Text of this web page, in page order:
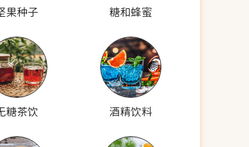
果种子 糖和蜂蜜
糖茶饮 酒精饮料